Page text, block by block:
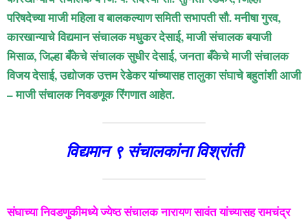
परिषदेच्या माजी महिला व बालकल्याण समिती सभापती सौ. मनीषा गुरव,
कारखान्याचे विद्यमान संचालक मधुकर देसाई, माजी संचालक बयाजी
मिसाळ, जिल्हा बँकेचे संचालक सुधीर देसाई, जनता बँकेचे माजी संचालक
विजय देसाई, उद्योजक उत्तम रेडेकर यांच्यासह तालुका संघाचे बहुतांशी आजी
– माजी संचालक निवडणूक रिंगणात आहेत.
विद्यमान ९ संचालकांना विश्रांती
संघाच्या निवडणुकीमध्ये ज्येष्ठ संचालक नारायण सावंत यांच्यासह रामचंद्र